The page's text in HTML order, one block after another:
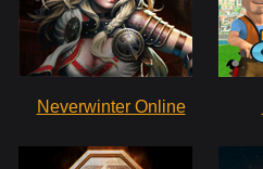
Neverwinter Online